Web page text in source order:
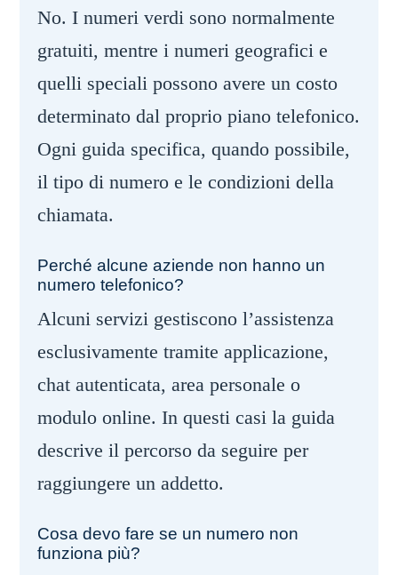
No. I numeri verdi sono normalmente
gratuiti, mentre i numeri geografici e
quelli speciali possono avere un costo
determinato dal proprio piano telefonico.
Ogni guida specifica, quando possibile,
il tipo di numero e le condizioni della
chiamata.
Perché alcune aziende non hanno un
numero telefonico?
Alcuni servizi gestiscono l’assistenza
esclusivamente tramite applicazione,
chat autenticata, area personale o
modulo online. In questi casi la guida
descrive il percorso da seguire per
raggiungere un addetto.
Cosa devo fare se un numero non
funziona più?